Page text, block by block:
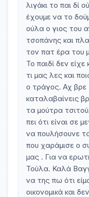
λιγάκι το παι δί
έχουμε να το
ούλα ο γιος του
τσοπάνης και
τον πατ έρα του
Το παιδί δεν
τι μας λες και
ο τράγος. Αχ
καταλαβαίνεις
τα μούτρα
πει ότι είναι σε
να πουλήσουνε
που χαράμισε ο
μας . Για να
Τούλα. Καλά
να της πω ότι
οικονομικά και